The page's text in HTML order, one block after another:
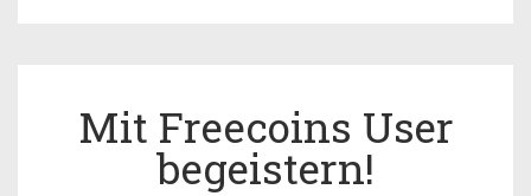
Mit Freecoins User
begeistern!